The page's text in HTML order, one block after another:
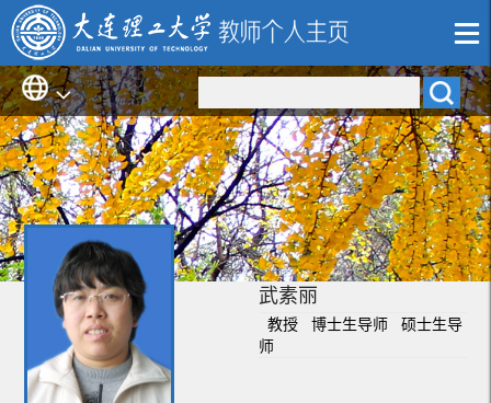
武素丽
教授 博士生导师 硕士生导
师